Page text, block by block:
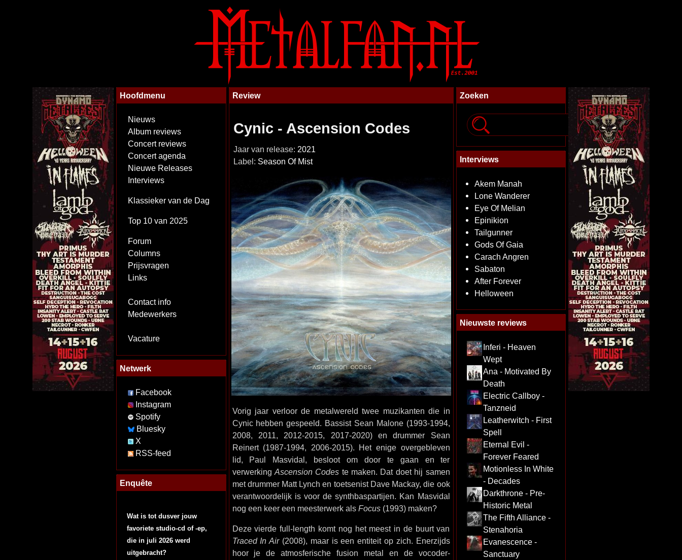
Hoofdmenu
Nieuws
Album reviews
Concert reviews
Concert agenda
Nieuwe Releases
Interviews
Klassieker van de Dag
Top 10 van 2025
Forum
Columns
Prijsvragen
Links
Contact info
Medewerkers
Vacature
Netwerk
Facebook
Instagram
Spotify
Bluesky
X
RSS-feed
Enquête
Wat is tot dusver jouw
favoriete studio-cd of -ep,
die in juli 2026 werd
uitgebracht?
Review
Cynic - Ascension Codes
Jaar van release: 2021
Label: Season Of Mist
Vorig jaar verloor de metalwereld twee muzikanten die in
Cynic hebben gespeeld. Bassist Sean Malone (1993-1994,
2008, 2011, 2012-2015, 2017-2020) en drummer Sean
Reinert (1987-1994, 2006-2015). Het enige overgebleven
lid, Paul Masvidal, besloot om door te gaan en ter
verwerking Ascension Codes te maken. Dat doet hij samen
met drummer Matt Lynch en toetsenist Dave Mackay, die ook
verantwoordelijk is voor de synthbaspartijen. Kan Masvidal
nog een keer een meesterwerk als Focus(1993) maken?
Deze vierde full-length komt nog het meest in de buurt van
Traced In Air(2008), maar is een entiteit op zich. Enerzijds
hoor je de atmosferische fusion metal en de vocoder-
Zoeken
Interviews
Akem Manah
Lone Wanderer
Eye Of Melian
Epinikion
Tailgunner
Gods Of Gaia
Carach Angren
Sabaton
After Forever
Helloween
Nieuwste reviews
Inferi - Heaven
Wept
Ana - Motivated By
Death
Electric Callboy -
Tanzneid
Leatherwitch - First
Spell
Eternal Evil -
Forever Feared
Motionless In White
- Decades
Darkthrone - Pre-
Historic Metal
The Fifth Alliance -
Stenahoria
Evanescence -
Sanctuary